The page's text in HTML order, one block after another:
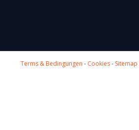
Terms & Bedingungen - Cookies- Sitemap